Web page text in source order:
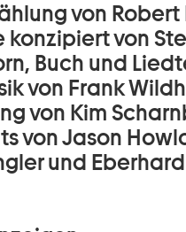
von Robert
konzipiert von
Buch und
von Frank
von Kim
von Jason
und